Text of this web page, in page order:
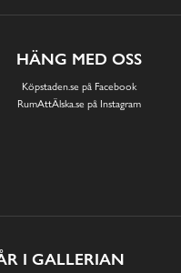
HÄNG MED OSS
Köpstaden.se på Facebook
RumAttÄlska.se på Instagram
I GALLERIAN